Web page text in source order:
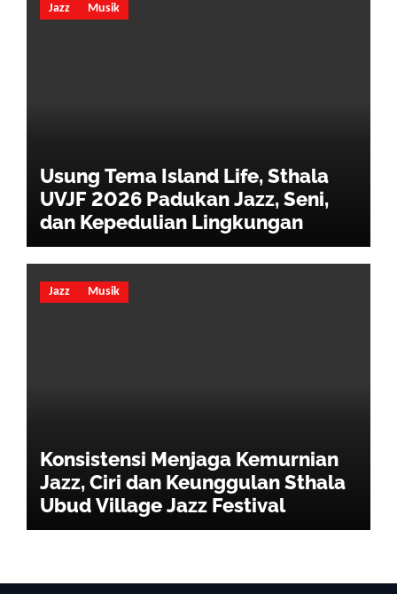
Jazz Musik
Usung Tema Island Life, Sthala
UVJF 2026 Padukan Jazz, Seni,
dan Kepedulian Lingkungan
Jazz Musik
Konsistensi Menjaga Kemurnian
Jazz, Ciri dan Keunggulan Sthala
Ubud Village Jazz Festival